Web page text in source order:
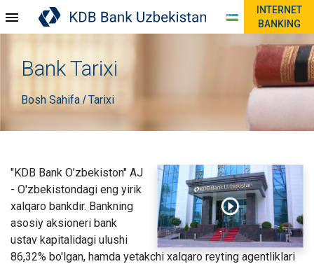
INTERNET
BANKING
Bank Tarixi
Bosh Sahifa/Tarixi
"KDB Bank O’zbekiston" AJ
- O'zbekistondagi eng yirik
xalqaro bankdir. Bankning
asosiy aksioneri bank
ustav kapitalidagi ulushi
86,32% bo'lgan, hamda yetakchi xalqaro reyting agentliklari